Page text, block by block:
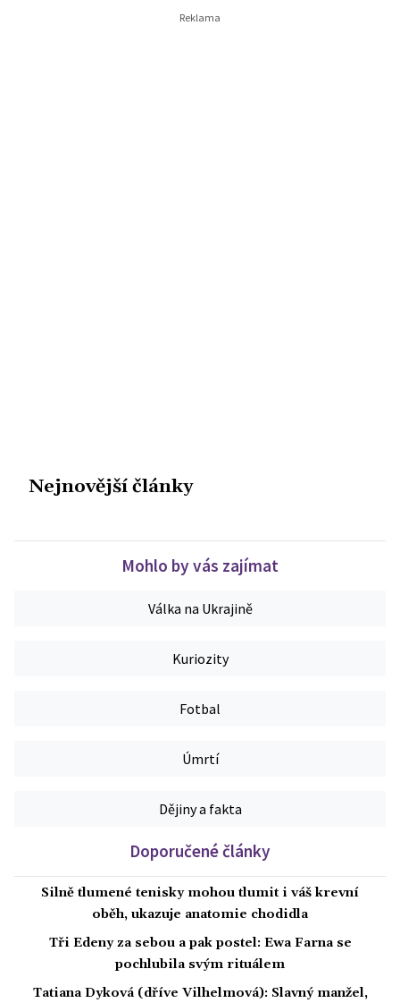
Nejnovější články
Mohlo by vás zajímat
Válka na Ukrajině
Kuriozity
Fotbal
Úmrtí
Dějiny a fakta
Doporučené články
Silně tlumené tenisky mohou tlumit i váš krevní
oběh, ukazuje anatomie chodidla
Tři Edeny za sebou a pak postel: Ewa Farna se
pochlubila svým rituálem
Tatiana Dyková (dříve Vilhelmová): Slavný manžel,